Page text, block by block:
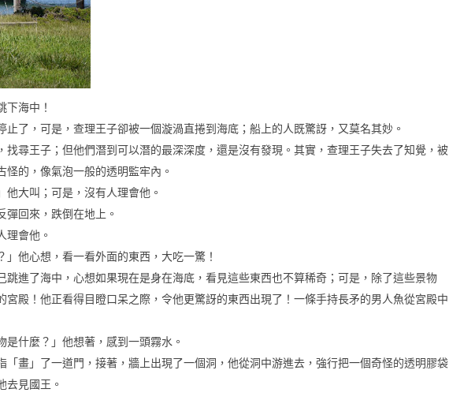
下海中！
止了，可是，查理王子卻被一個漩渦直捲到海底；船上的人既驚訝，又莫名其妙。
尋王子；但他們潛到可以潛的最深深度，還是沒有發現。 其實， 查理王子失去了知覺，被
的，像氣泡一般的透明監牢內。
他大叫；可是，沒有人理會他。
彈回來，跌倒在地上。
理會他。
」他心想，看一看外面的東西，大吃一驚！
進了海中，心想如果現在是身在海底，看見這些東西也不算稀奇；可是，除了這些景物
宮殿！ 他正看得目瞪口呆之際，令他更驚訝的東西出現了！一條手持長矛的男人魚從宮殿中
是什麼？」他想著，感到一頭霧水。
畫」了一道門，接著，牆上出現了一個洞，他從洞中游進去，強行把一個奇怪的透明膠袋
去見國王。